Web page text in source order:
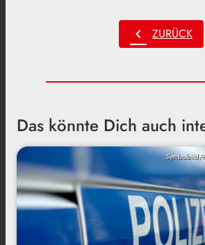
chevron_left ZURÜCK
Das könnte Dich auch
Symbolbild/